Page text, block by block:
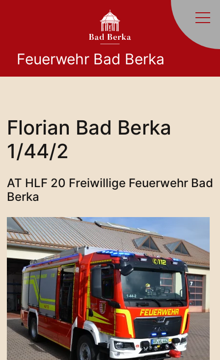
Feuerwehr Bad Berka
Florian Bad Berka
1/44/2
AT HLF 20 Freiwillige Feuerwehr Bad
Berka